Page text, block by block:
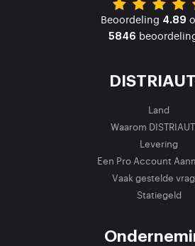
Beoordeling 4.89
5846
Land
Waarom
Levering
Een Pro Account
Vaak gestelde
Statiegeld